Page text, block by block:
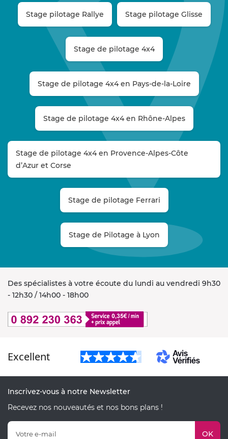
Stage pilotage Rallye Stage pilotage Glisse
Stage de pilotage 4x4
Stage de pilotage 4x4 en Pays-de-la-Loire
Stage de pilotage 4x4 en Rhône-Alpes
Stage de pilotage 4x4 en Provence-Alpes-Côte
d’Azur et Corse
Stage de pilotage Ferrari
Stage de Pilotage à Lyon
Des spécialistes à votre écoute du lundi au vendredi 9h30
- 12h30 / 14h00 - 18h00
Excellent
Inscrivez-vous à notre Newsletter
Recevez nos nouveautés et nos bons plans !
OK